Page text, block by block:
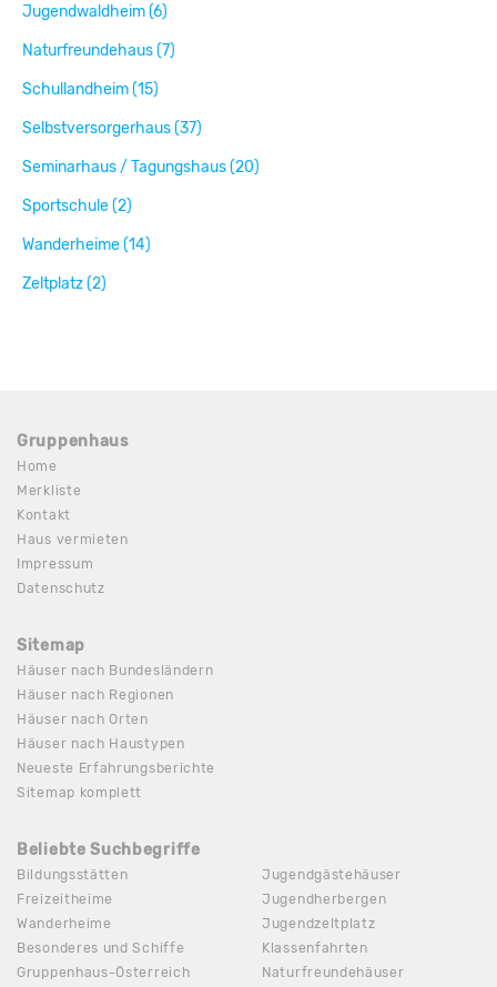
Jugendwaldheim (6)
Naturfreundehaus (7)
Schullandheim (15)
Selbstversorgerhaus (37)
Seminarhaus / Tagungshaus (20)
Sportschule (2)
Wanderheime (14)
Zeltplatz (2)
Gruppenhaus
Home
Merkliste
Kontakt
Haus vermieten
Impressum
Datenschutz
Sitemap
Häuser nach Bundesländern
Häuser nach Regionen
Häuser nach Orten
Häuser nach Haustypen
Neueste Erfahrungsberichte
Sitemap komplett
Beliebte Suchbegriffe
Bildungsstätten
Freizeitheime
Wanderheime
Besonderes und Schiffe
Gruppenhaus-Österreich
Jugendgästehäuser
Jugendherbergen
Jugendzeltplatz
Klassenfahrten
Naturfreundehäuser